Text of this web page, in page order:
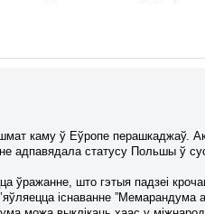
каму ў Еўропе перашкаджаў.
адпавядала статусу Польшы ў
ўражанне, што гэтыя падзеі
існаванне ”Мемарандума